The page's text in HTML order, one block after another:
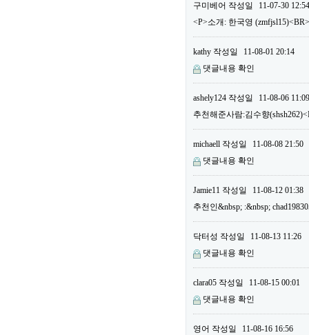
구미베어 작성일
11-07-30 12:54
<P>소개: 한국영
kathy 작성일
11-08-01 20:14
댓글내용 확인
ashely124 작성일
11-08-06 11:09
추천해준사람:김수향
michaell 작성일
11-08-08 21:50
댓글내용 확인
Jamie11 작성일
11-08-12 01:38
추천인&nbsp; :&nbsp;
닥터성 작성일
11-08-13 11:26
댓글내용 확인
clara05 작성일
11-08-15 00:01
댓글내용 확인
영어 작성일 11-08-16 16:56